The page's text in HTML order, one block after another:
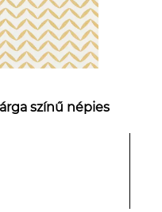
színű népies